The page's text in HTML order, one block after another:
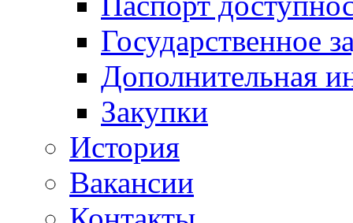
Государственное
Дополнительная
Закупки
История
Вакансии